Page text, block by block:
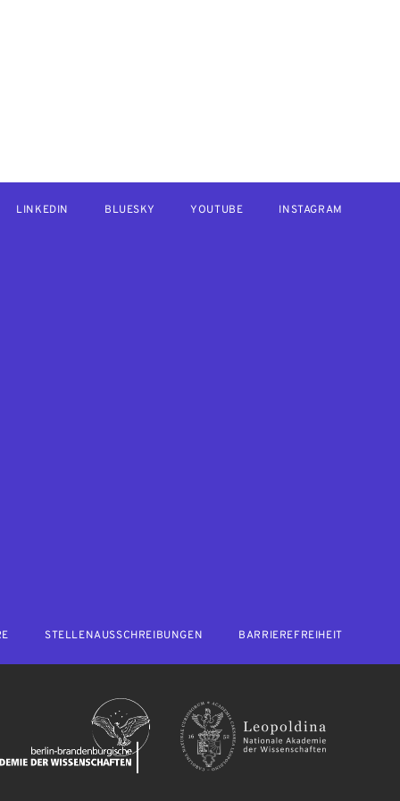
LINKEDIN BLUESKY YOUTUBE INSTAGRAM
STELLENAUSSCHREIBUNGEN BARRIEREFREIHEIT